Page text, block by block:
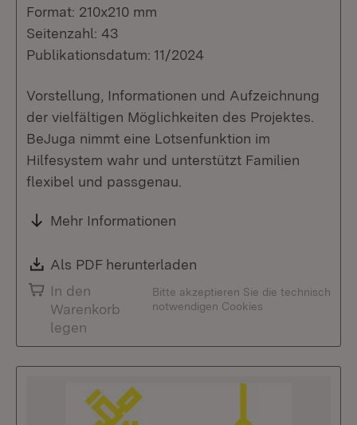
Format: 210x210 mm
Seitenzahl: 43
Publikationsdatum: 11/2024
Vorstellung, Informationen und Aufzeichnung
der vielfältigen Möglichkeiten des Projektes.
BeJuga nimmt eine Lotsenfunktion im
Hilfesystem wahr und unterstützt Familien
flexibel und passgenau.
Mehr Informationen
Download:
Als PDF herunterladen
In den
Warenkorb
legen
Bitte akzeptieren Sie die technisch
notwendigen Cookies